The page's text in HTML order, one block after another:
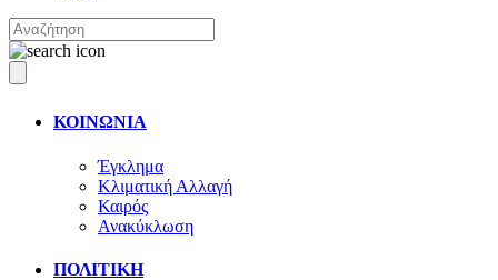
ΚΟΙΝΩΝΙΑ
Έγκλημα
Κλιματική Αλλαγή
Καιρός
Ανακύκλωση
ΠΟΛΙΤΙΚΗ